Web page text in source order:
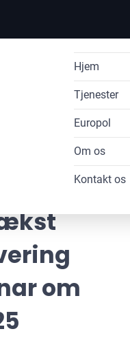
Hjem
Tjenester
Interpol
Interpol
Europol
Adgang
Om os
Mød
Kontakt os
om